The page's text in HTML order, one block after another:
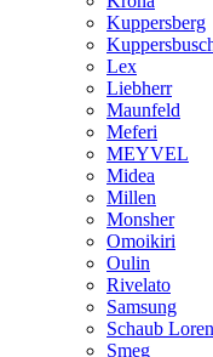
Kuppersberg
Lex
Liebherr
Maunfeld
Meferi
MEYVEL
Midea
Millen
Monsher
Omoikiri
Oulin
Rivelato
Samsung
Schaub
Smeg